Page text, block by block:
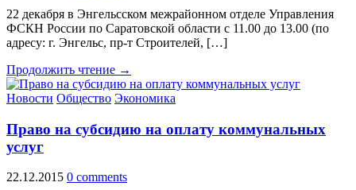
22 декабря в Энгельсском межрайонном отделе Управления
ФСКН России по Саратовской области с 11.00 до 13.00 (по
адресу: г. Энгельс, пр-т Строителей, […]
Продолжить чтение →
Новости Общество Экономика
Право на субсидию на оплату коммунальных
услуг
22.12.2015 0 comments